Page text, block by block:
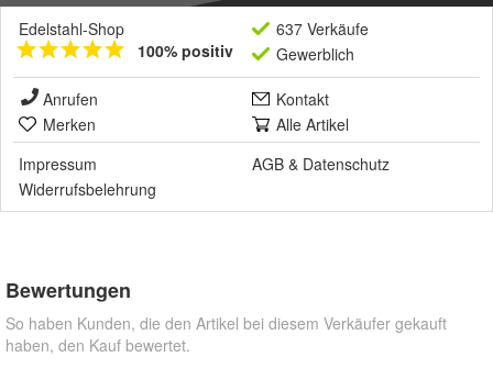
Edelstahl-Shop
100% positiv
637 Verkäufe
Gewerblich
Anrufen
Kontakt
Merken
Alle Artikel
Impressum
AGB & Datenschutz
Widerrufsbelehrung
Bewertungen
So haben Kunden, die den Artikel bei diesem Verkäufer gekauft
haben, den Kauf bewertet.